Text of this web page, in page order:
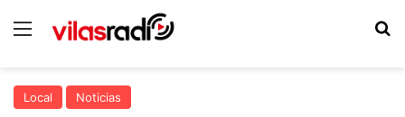
Menú
Local Noticias